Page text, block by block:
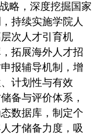
略，深度挖掘国家
持续实施学院人
次人才引育机
拓展海外人才招
报辅导机制，增
计划性与有效
备与评价体系，
数据库，制定个
才储备力度，吸